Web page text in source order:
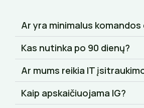
Ar yra minimalus komandos
Kas nutinka po 90 dienų?
Ar mums reikia IT
Kaip apskaičiuojama IG?